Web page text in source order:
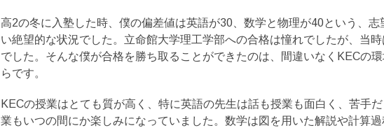
高2の冬に入塾した時、僕の偏差値は英語が30、数学と物理が40という、志
い絶望的な状況でした。立命館大学理工学部への合格は憧れでしたが、当
でした。そんな僕が合格を勝ち取ることができたのは、間違いなくKECの
らです。
KECの授業はとても質が高く、特に英語の先生は話も授業も面白く、苦手
業もいつの間にか楽しみになっていました。数学は図を用いた解説や計算